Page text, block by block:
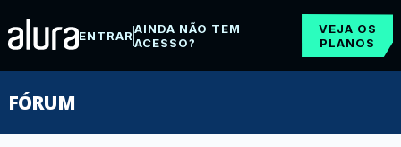
ENTRARAINDA NÃO TEM
ACESSO?
VEJA OS
PLANOS
FÓRUM